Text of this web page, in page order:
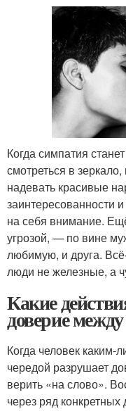
Когда симпатия
смотреться в
надевать красивые
заинтересованности
на себя внимание.
угрозой, — по вине
любимую, и друга.
люди не железные, а
Какие
доверие
Когда человек каким-
чередой разрушает
верить «на слово».
через ряд конкретных